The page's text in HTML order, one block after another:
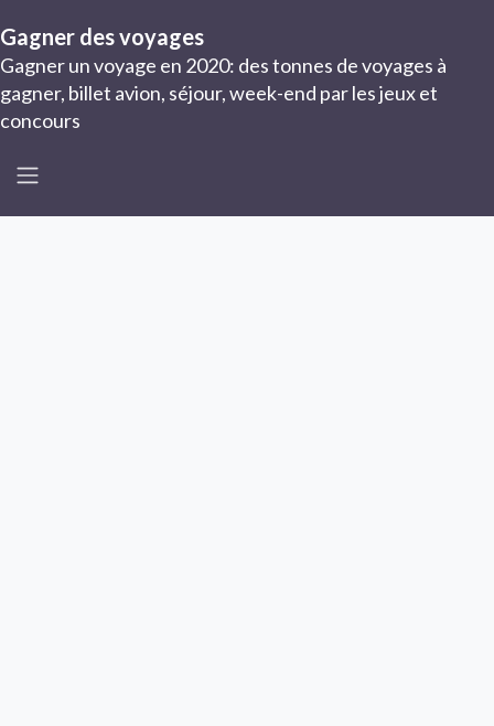
Gagner des voyages
Gagner un voyage en 2020: des tonnes de voyages à
gagner, billet avion, séjour, week-end par les jeux et
concours